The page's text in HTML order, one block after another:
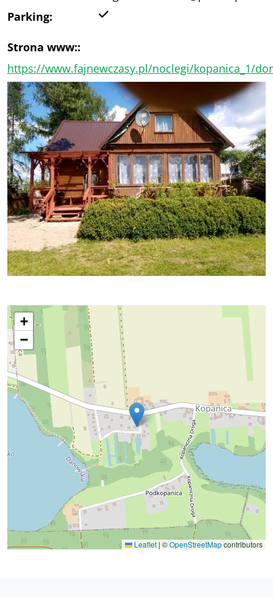
Parking:
Strona www::
https://www.fajnewczasy.pl/noclegi/kopanica_1/
+
−
Leaflet | ©OpenStreetMapcontributors